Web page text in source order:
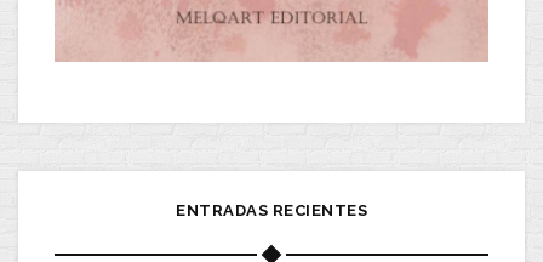
ENTRADAS RECIENTES